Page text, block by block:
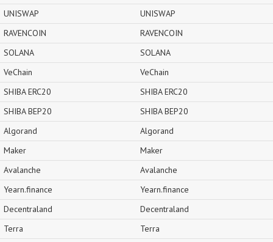
UNISWAP
RAVENCOIN
SOLANA
VeChain
SHIBA ERC20
SHIBA BEP20
Algorand
Maker
Avalanche
Yearn.finance
Decentraland
Terra
UNISWAP
RAVENCOIN
SOLANA
VeChain
SHIBA ERC20
SHIBA BEP20
Algorand
Maker
Avalanche
Yearn.finance
Decentraland
Terra